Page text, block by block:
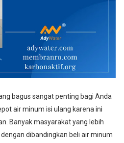
bagus sangat penting bagi Anda
air minum isi ulang karena ini
Banyak masyarakat yang lebih
dibandingkan beli air minum